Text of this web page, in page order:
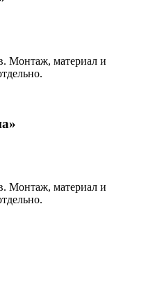
Монтаж, материал и
Монтаж, материал и